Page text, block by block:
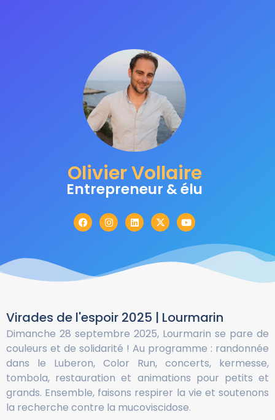
Olivier Vollaire
Entrepreneur & élu
Virades de l'espoir 2025 | Lourmarin
Dimanche 28 septembre 2025, Lourmarin se pare de
couleurs et de solidarité ! Au programme : randonnée
dans le Luberon, Color Run, concerts, kermesse,
tombola, restauration et animations pour petits et
grands. Ensemble, faisons respirer la vie et soutenons
la recherche contre la mucoviscidose.